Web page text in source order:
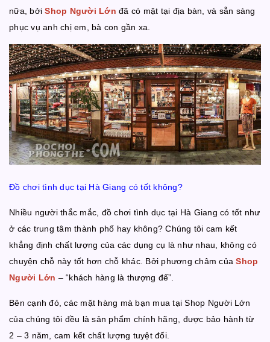
nữa, bởiShop Người Lớn đã có mặt tại địa bàn, và sẵn sàng
phục vụ anh chị em, bà con gần xa.
Đồ chơi tình dục tại Hà Giang có tốt không?
Nhiều người thắc mắc, đồ chơi tình dục tại Hà Giang có tốt như
ở các trung tâm thành phố hay không? Chúng tôi cam kết
khẳng định chất lượng của các dụng cụ là như nhau, không có
chuyện chỗ này tốt hơn chỗ khác. Bởi phương châm củaShop
Người Lớn – “khách hàng là thượng đế”.
Bên cạnh đó, các mặt hàng mà bạn mua tại Shop Người Lớn
của chúng tôi đều là sản phẩm chính hãng, được bảo hành từ
2 – 3 năm, cam kết chất lượng tuyệt đối.